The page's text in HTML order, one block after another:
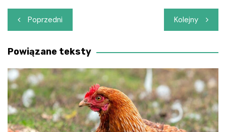
Nawigacja
wpisu
Poprzedni Kolejny
Powiązane teksty